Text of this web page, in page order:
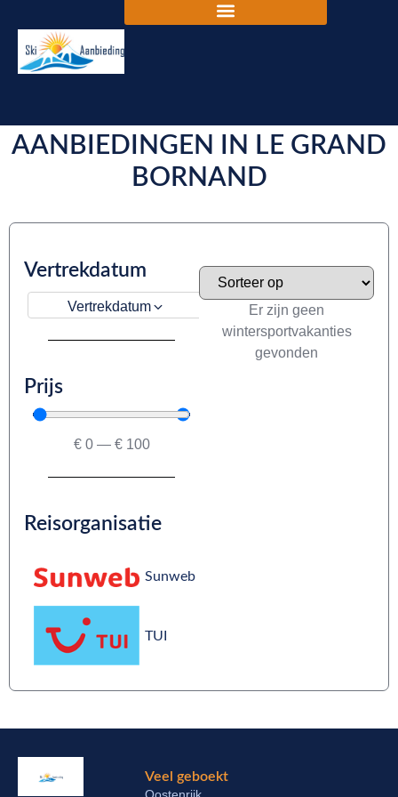
AANBIEDINGEN IN LE GRAND
BORNAND
Vertrekdatum
Vertrekdatum
Prijs
€ 0 — € 100
Reisorganisatie
Sunweb
TUI
Er zijn geen
wintersportvakanties
gevonden
Veel geboekt